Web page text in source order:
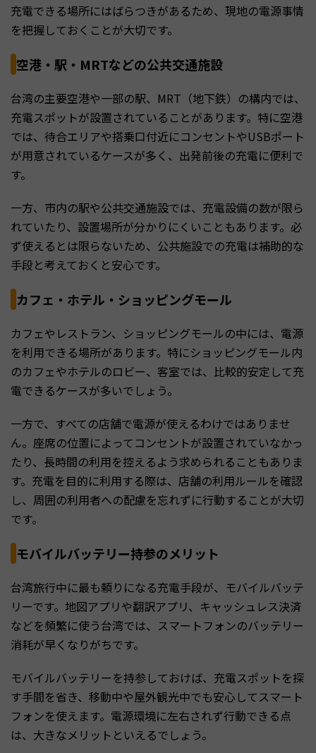
充電できる場所にはばらつきがあるため、現地の電源事情
を把握しておくことが大切です。
空港・駅・MRTなどの公共交通施設
台湾の主要空港や一部の駅、MRT（地下鉄）の構内では、
充電スポットが設置されていることがあります。特に空港
では、待合エリアや搭乗口付近にコンセントやUSBポート
が用意されているケースが多く、出発前後の充電に便利で
す。
一方、市内の駅や公共交通施設では、充電設備の数が限ら
れていたり、設置場所が分かりにくいこともあります。必
ず使えるとは限らないため、公共施設での充電は補助的な
手段と考えておくと安心です。
カフェ・ホテル・ショッピングモール
カフェやレストラン、ショッピングモールの中には、電源
を利用できる場所があります。特にショッピングモール内
のカフェやホテルのロビー、客室では、比較的安定して充
電できるケースが多いでしょう。
一方で、すべての店舗で電源が使えるわけではありませ
ん。座席の位置によってコンセントが設置されていなかっ
たり、長時間の利用を控えるよう求められることもありま
す。充電を目的に利用する際は、店舗の利用ルールを確認
し、周囲の利用者への配慮を忘れずに行動することが大切
です。
モバイルバッテリー持参のメリット
台湾旅行中に最も頼りになる充電手段が、モバイルバッテ
リーです。地図アプリや翻訳アプリ、キャッシュレス決済
などを頻繁に使う台湾では、スマートフォンのバッテリー
消耗が早くなりがちです。
モバイルバッテリーを持参しておけば、充電スポットを探
す手間を省き、移動中や屋外観光中でも安心してスマート
フォンを使えます。電源環境に左右されず行動できる点
は、大きなメリットといえるでしょう。